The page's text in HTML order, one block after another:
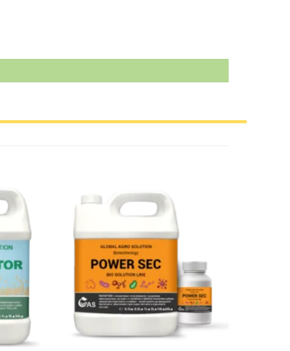
Add to
wishlist